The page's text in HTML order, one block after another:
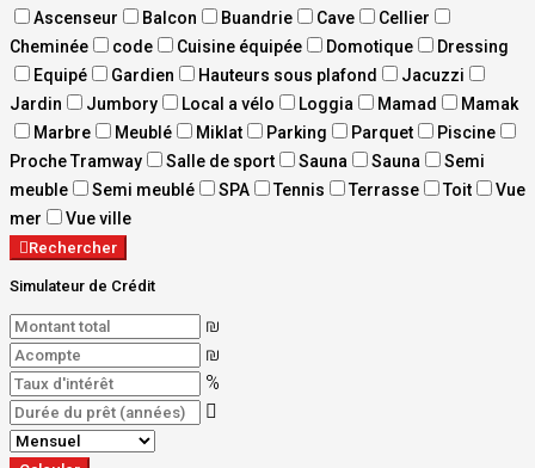
Ascenseur
Balcon Buandrie Cave
Cellier
Cheminée
code Cuisine équipée Domotique
Dressing
Equipé
Gardien Hauteurs sous plafond
Jacuzzi
Jardin
Jumbory Local a vélo Loggia Mamad
Mamak
Marbre
Meublé Miklat Parking Parquet
Piscine
Proche Tramway
Salle de sport Sauna Sauna
Semi
meuble
Semi meublé SPA Tennis Terrasse Toit
Vue
mer
Vue ville
Rechercher
Simulateur de Crédit
₪
₪
%